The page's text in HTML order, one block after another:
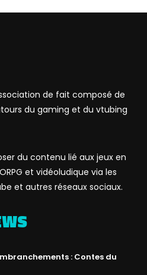
de fait composé de
du gaming et du vtubing
du contenu lié aux jeux en
et vidéoludique via les
et autres réseaux sociaux.
: Contes du